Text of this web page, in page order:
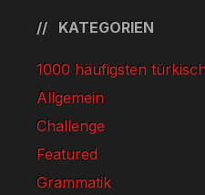
KATEGORIEN
1000 häufigsten
Allgemein
Challenge
Featured
Grammatik